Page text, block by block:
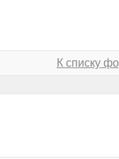
К списку